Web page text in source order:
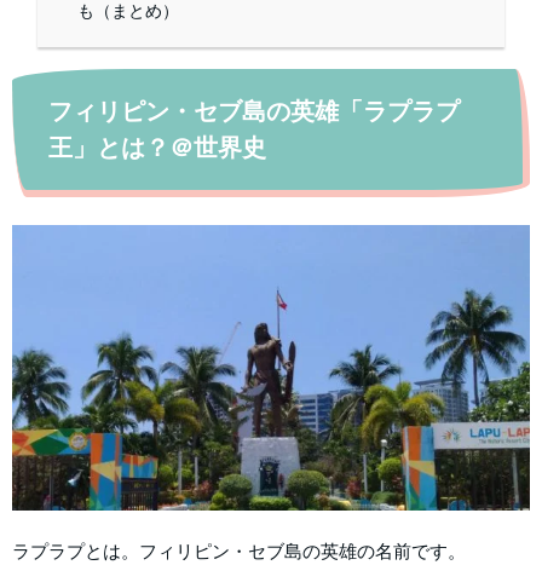
も（まとめ）
フィリピン・セブ島の英雄「ラプラプ
王」とは？＠世界史
ラプラプとは。フィリピン・セブ島の英雄の名前です。